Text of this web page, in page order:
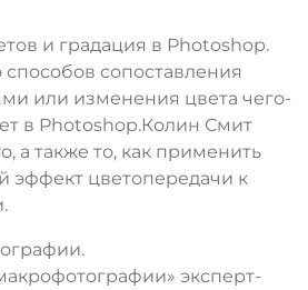
и градация в Photoshop.
способов сопоставления
или изменения цвета чего-
в Photoshop.Колин Смит
а также то, как применить
эффект цветопередачи к
эксперт-